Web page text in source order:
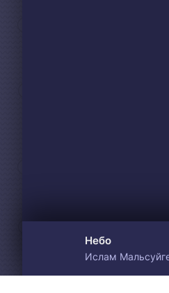
Небо